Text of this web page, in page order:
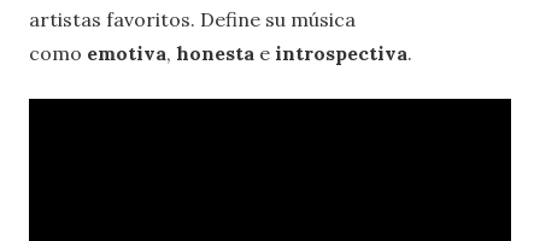
artistas favoritos. Define su música
como emotiva, honesta e introspectiva.